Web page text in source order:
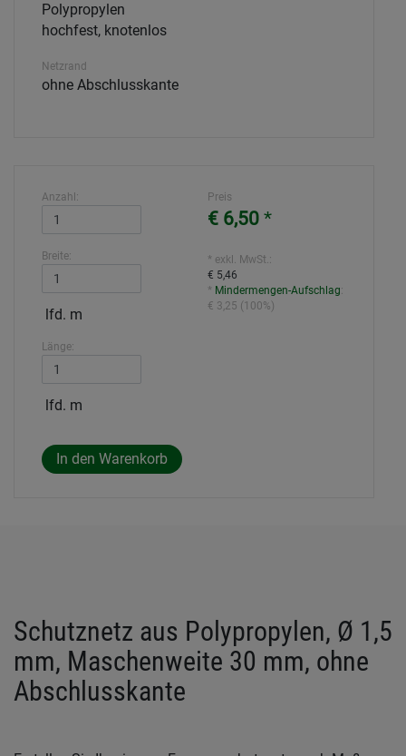
Polypropylen
hochfest, knotenlos
Netzrand
ohne Abschlusskante
Anzahl:
Breite:
lfd. m
Länge:
lfd. m
Preis
€ 6,50 *
* exkl. MwSt.:
€ 5,46
* Mindermengen-Aufschlag:
€ 3,25 (100%)
Schutznetz aus Polypropylen, Ø 1,5
mm, Maschenweite 30 mm, ohne
Abschlusskante